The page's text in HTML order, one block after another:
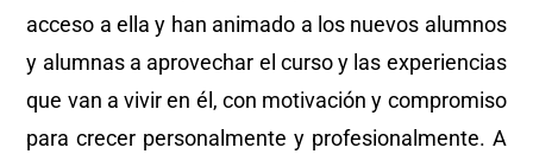
acceso a ella y han animado a los nuevos alumnos
y alumnas a aprovechar el curso y las experiencias
que van a vivir en él, con motivación y compromiso
para crecer personalmente y profesionalmente. A